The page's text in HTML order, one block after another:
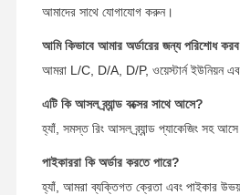
আমাদের সাথে যোগাযোগ করুন।
আমি কিভাবে আমার অর্ডারের জন্য পরিশোধ
আমরা L/C, D/A, D/P, ওয়েস্টার্ন ইউনিয়ন
এটি কি আসল ব্র্যান্ড বক্সের সাথে আসে?
হ্যাঁ, সমস্ত রিং আসল ব্র্যান্ড প্যাকেজিং সহ
পাইকাররা কি অর্ডার করতে পারে?
হ্যাঁ, আমরা ব্যক্তিগত ক্রেতা এবং পাইকার